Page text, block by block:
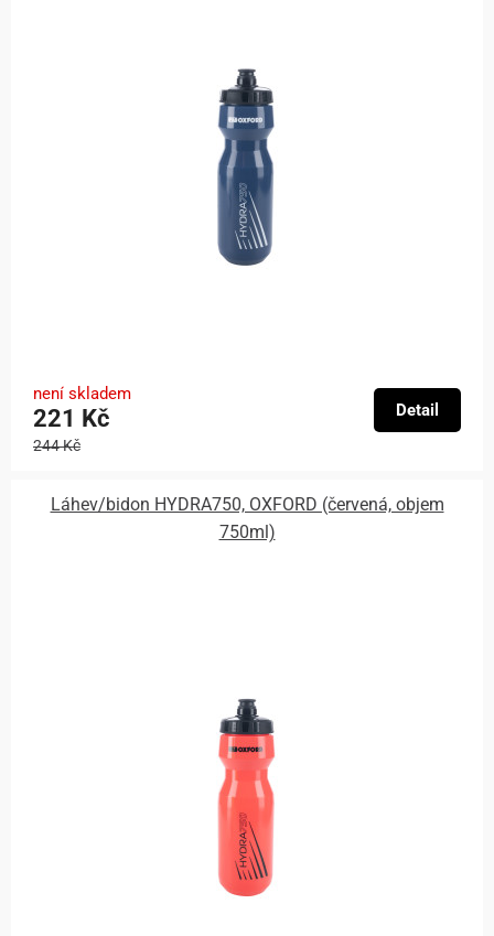
není skladem
221 Kč
244 Kč
Detail
Láhev/bidon HYDRA750, OXFORD (červená, objem
750ml)